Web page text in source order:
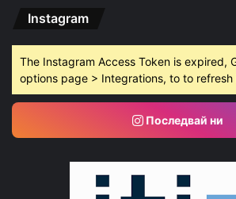
Instagram
The Instagram Access Token is expired,
options page > Integrations, to to refresh
Последвай ни